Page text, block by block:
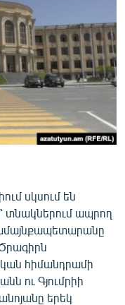
սկսում են
տնակներում ապրող
հիմանդրամի
ու Գյումրիի
երեկ